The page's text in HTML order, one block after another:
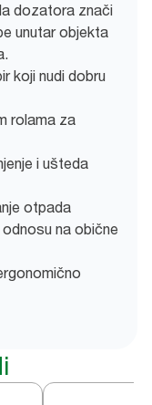
dozatora znači
unutar objekta
koji nudi dobru
rolama za
i ušteda
otpada
na obične